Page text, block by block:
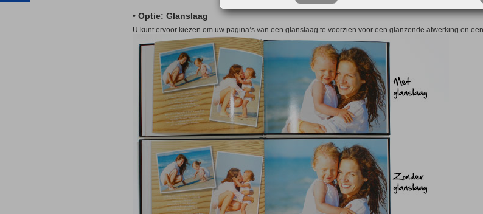
• Optie: Glanslaag
U kunt ervoor kiezen om uw pagina’s van een glanslaag te voorzien voor een glanzende afwerking en